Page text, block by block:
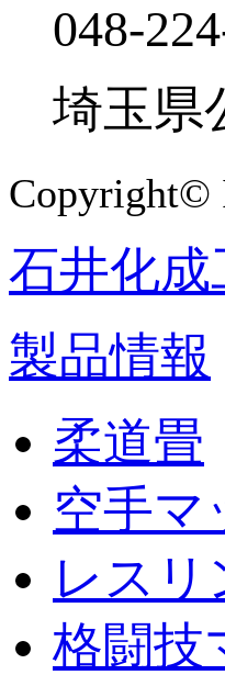
048-
埼玉県
Copyright©
石井化成
製品情報
柔道畳
空手マ
レスリ
格闘技